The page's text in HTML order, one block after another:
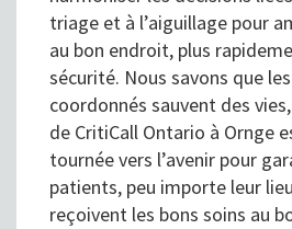
triage et à l’aiguillage pour
au bon endroit, plus
sécurité. Nous savons que
coordonnés sauvent des
de CritiCall Ontario à Ornge
tournée vers l’avenir pour
patients, peu importe leur
reçoivent les bons soins au